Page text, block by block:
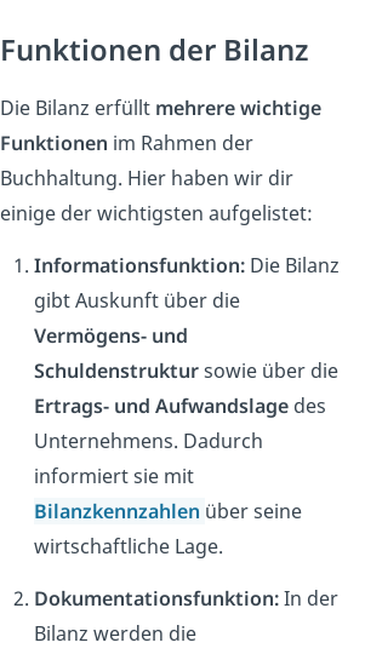
Funktionen der Bilanz
Die Bilanz erfüllt mehrere wichtige
Funktionen im Rahmen der
Buchhaltung. Hier haben wir dir
einige der wichtigsten aufgelistet:
Informationsfunktion: Die Bilanz
gibt Auskunft über die
Vermögens- und
Schuldenstruktursowie über die
Ertrags- und Aufwandslage des
Unternehmens. Dadurch
informiert sie mit
Bilanzkennzahlen über seine
wirtschaftliche Lage.
Dokumentationsfunktion:In der
Bilanz werden die